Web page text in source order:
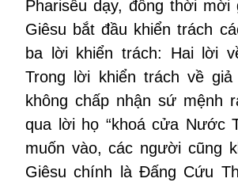
Pharisêu dạy, đồng thời
Giêsu bắt đầu khiển trách
ba lời khiển trách: Hai lời
Trong lời khiển trách về
không chấp nhận sứ
qua lời họ “khoá cửa Nước
muốn vào, các người cũng
Giêsu chính là Đấng Cứu